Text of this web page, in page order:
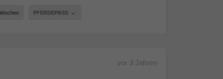
PFERDEPASS
vor 3 Jahren